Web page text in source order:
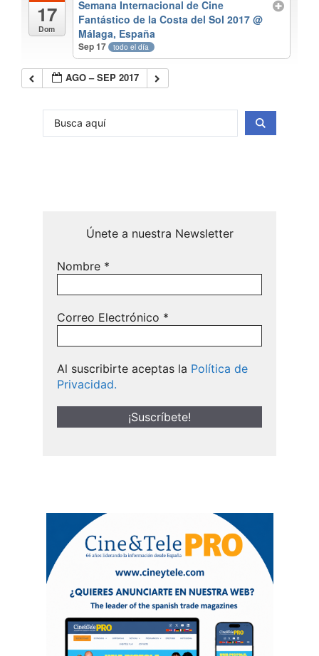
17
Dom
Semana Internacional de Cine
Fantástico de la Costa del Sol 2017@
Málaga, España
Sep 17 todo el día
AGO – SEP 2017
Únete a nuestra Newsletter
Nombre *
Correo Electrónico *
Al suscribirte aceptas la Política de
Privacidad.